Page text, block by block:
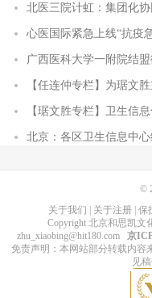
北医三院计虹：集团化
心医国际紧急上线“抗疫
广西医科大学一附院结
【任连仲专栏】为琚文
【琚文胜专栏】卫生信
北京：各区卫生信息中
©
关于我们
关于注册 保
Copyright 北京和思凯文
zhu_xiaobing@hit180.com
京
免责声明：本网站部分转载内容
见